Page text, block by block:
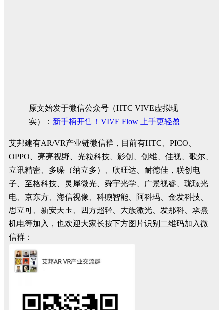
原文始发于微信公众号（HTC VIVE虚拟现
实）： 新手柄开售！VIVE Flow 上手更轻盈
艾邦建有AR/VR产业链微信群，目前有HTC、PICO、
OPPO、亮亮视野、光粒科技、影创、创维、佳视、歌尔、
立讯精密、多哚（纳立多）、欣旺达、耐德佳，联创电
子、至格科技、灵犀微光、舜宇光学、广景视睿、珑璟光
电、京东方、海信视像、科煦智能、阿科玛、金发科技、
思立可、新安天玉、四方超轻、大族激光、发那科、承熹
机电等加入，也欢迎大家长按下方图片识别二维码加入微
信群：